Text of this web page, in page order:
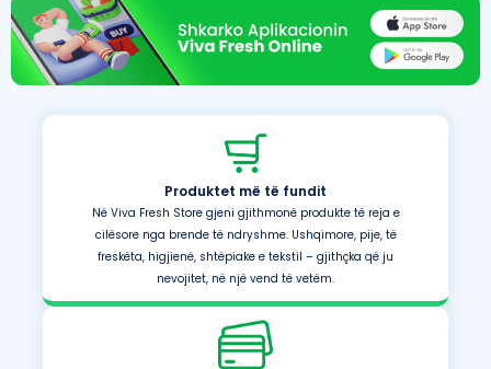
Produktet më të fundit
Në Viva Fresh Store gjeni gjithmonë produkte të reja e
cilësore nga brende të ndryshme. Ushqimore, pije, të
freskëta, higjienë, shtëpiake e tekstil – gjithçka që ju
nevojitet, në një vend të vetëm.